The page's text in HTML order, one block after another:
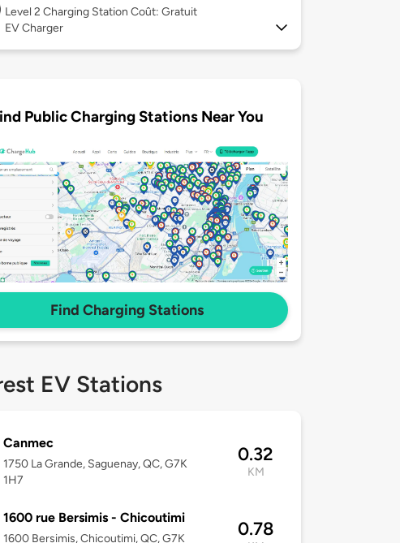
Level 2 Charging Station Coût: Gratuit
EV Charger
Public Charging Stations Near You
Find Charging Stations
EV Stations
Canmec
1750 La Grande, Saguenay, QC, G7K
1H7
0.32
KM
1600 rue Bersimis - Chicoutimi
1600 Bersimis, Chicoutimi, QC, G7K
0.78